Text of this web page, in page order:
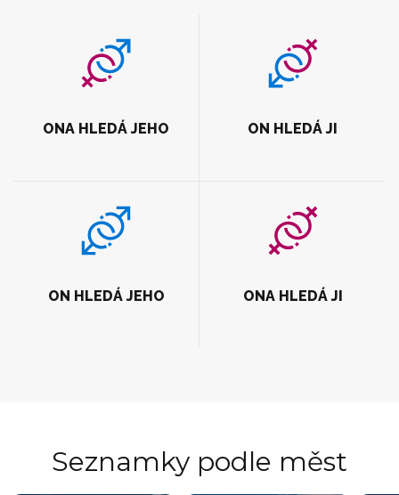
ONA HLEDÁ JEHO ON HLEDÁ JI
ON HLEDÁ JEHO ONA HLEDÁ JI
Seznamky podle měst